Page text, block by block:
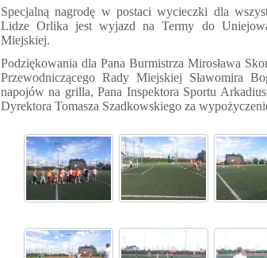
Specjalną nagrodę w postaci wycieczki dla
Lidze Orlika jest wyjazd na Termy do
Miejskiej.
Podziękowania dla Pana Burmistrza Mirosława
Przewodniczącego Rady Miejskiej Sławomira
napojów na grilla, Pana Inspektora Sportu
Dyrektora Tomasza Szadkowskiego za